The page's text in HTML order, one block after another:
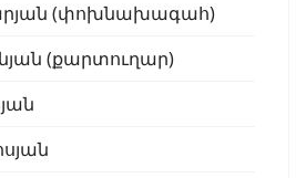
(փոխնախագահ)
(քարտուղար)